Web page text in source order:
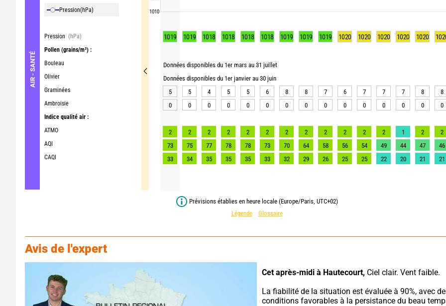
AIR - SANTÉ
Pression(hPa)
Pression (hPa)
Pollen (grains/m³) :
Bouleau
Olivier
Graminées
Ambroisie
Indice qualité air :
ATMO
AQI
CAQI
1010
1019 1019 1018 1018 1018 1018 1019 1019 1019 1020 1020 1020 1020 1020
Données disponibles du 1er mars au 31 juillet
Données disponibles du 1er janvier au 30 juin
5
5 4 5 5 6 8 8 7 6 7 7 7 8 8
0
0 0 0 0 0 0 0 0 0 0 0 0 0 0
2 2 2 2 2 2 2 2 2 2 2 2 1 2 2
73
75 77 78 78 73 70 64 58 56 54 49 44 47 46
33
34 35 35 35 33 32 29 26 25 25 22 20 21 21
Prévisions établies en heure locale (Europe/Paris, UTC+02)
Légende
Glossaire
Avis de l'expert
Cet après-midi à Hautecourt, Ciel clair. Vent faible.
La fiabilité de la situation est évaluée à 90%, avec
conditions favorables à la persistance du beau